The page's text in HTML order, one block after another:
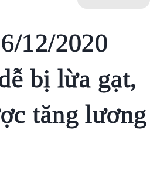
12/2020
bị lừa gạt,
tăng lương